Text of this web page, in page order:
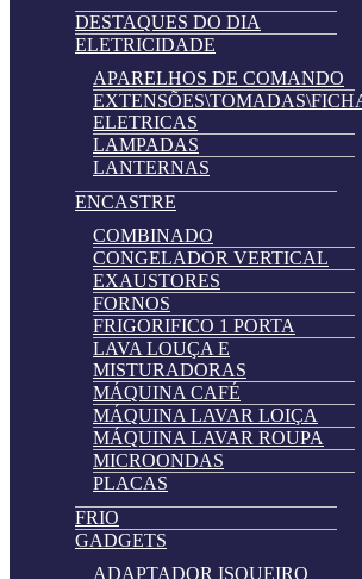
DESTAQUES DO DIA
ELETRICIDADE
APARELHOS DE COMANDO
ELETRICAS
LAMPADAS
LANTERNAS
ENCASTRE
COMBINADO
CONGELADOR VERTICAL
EXAUSTORES
FORNOS
FRIGORIFICO 1 PORTA
LAVA LOUÇA E
MISTURADORAS
MÁQUINA CAFÉ
MÁQUINA LAVAR LOIÇA
MÁQUINA LAVAR ROUPA
MICROONDAS
PLACAS
FRIO
GADGETS
ADAPTADOR ISQUEIRO